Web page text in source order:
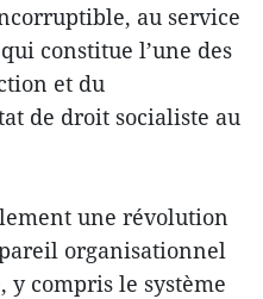
au service
constitue l’une des
et du
de droit socialiste au
une révolution
organisationnel
y compris le système